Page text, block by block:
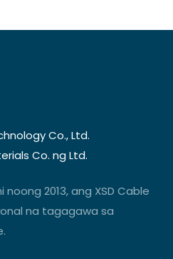
Co., Ltd.
Co. ng Ltd.
2013, ang XSD Cable
na tagagawa sa